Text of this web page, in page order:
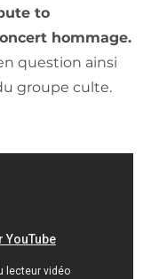
to
hommage.
question ainsi
groupe culte.